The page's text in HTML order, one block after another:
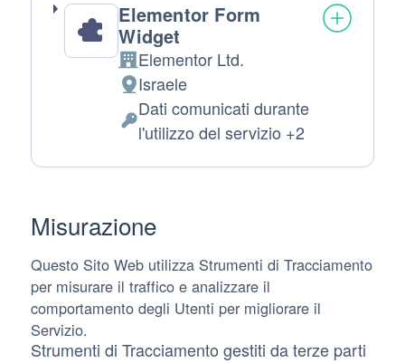
Elementor Form
Widget
Azienda:
Elementor Ltd.
Luogo
del
trattamento:
Israele
Dati
Dati comunicati durante
l'utilizzo del servizio +2
Misurazione
Questo Sito Web utilizza Strumenti di Tracciamento
per misurare il traffico e analizzare il
comportamento degli Utenti per migliorare il
Servizio.
Strumenti di Tracciamento gestiti da terze parti